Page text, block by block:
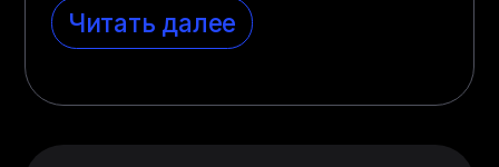
Читать далее